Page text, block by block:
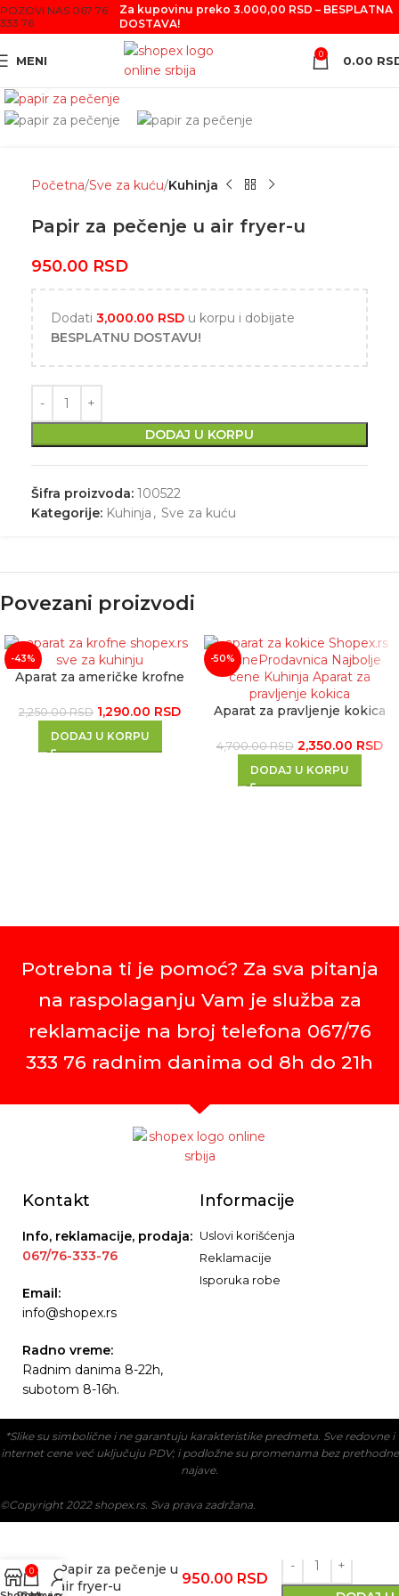
POZOVI NAS 067 76
333 76
Za kupovinu preko 3.000,00 RSD – BESPLATNA
DOSTAVA!
MENI 0 0.00
Click to enlarge
Početna Sve za kuću Kuhinja
Papir za pečenje u air fryer-u
950.00 RSD
Dodati 3,000.00 RSD u korpu i dobijate
BESPLATNU DOSTAVU!
DODAJ U KORPU
Šifra proizvoda: 100522
Kategorije: Kuhinja , Sve za kuću
Povezani proizvodi
-43%
Aparat za američke krofne
2,250.00RSD 1,290.00 RSD
DODAJ U KORPU
-50%
Aparat za pravljenje kokica
4,700.00RSD 2,350.00 RSD
DODAJ U KORPU
Potrebna ti je pomoć? Za sva pitanja
na raspolaganju Vam je služba za
reklamacije na broj telefona 067/76
333 76 radnim danima od 8h do 21h
Kontakt
Info, reklamacije, prodaja:
067/76-333-76
Email:
info@shopex.rs
Radno vreme:
Radnim danima 8-22h,
subotom 8-16h.
Informacije
Uslovi korišćenja
Reklamacije
Isporuka robe
*Slike su simbolične i ne garantuju karakteristike predmeta. Sve redovne i
internet cene već uključuju PDV; i podložne su promenama bez prethodne
najave.
©Copyright 2022 shopex.rs. Sva prava zadržana.
Papir za pečenje u
air fryer-u
950.00 RSD
0